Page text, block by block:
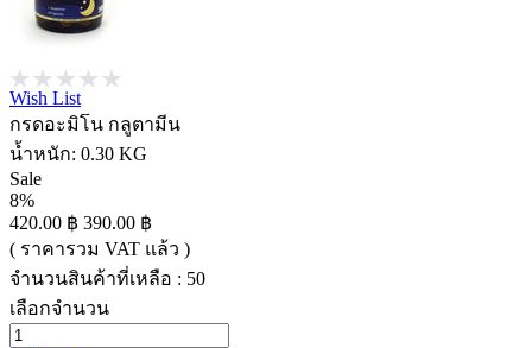
Wish List
กรดอะมิโน กลูตามีน
น้ำหนัก: 0.30 KG
Sale
8%
420.00 ฿ 390.00 ฿
( ราคารวม VAT แล้ว )
จำนวนสินค้าที่เหลือ : 50
เลือกจำนวน